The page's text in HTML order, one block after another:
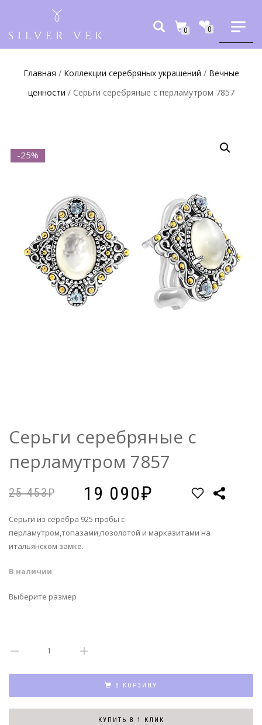
0 0
Главная / Коллекции серебряных украшений / Вечные
ценности / Серьги серебряные с перламутром 7857
-25%
Серьги серебряные с
перламутром 7857
25 453 19 090
Серьги из серебра 925 пробы с
перламутром,топазами,позолотой и марказитами на
итальянском замке.
В наличии
Выберите размер
В КОРЗИНУ
КУПИТЬ В 1 КЛИК